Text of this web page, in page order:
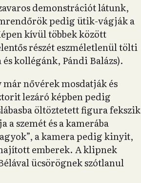
demonstrációt látunk,
pedig ütik-vágják a
kívül többek között
részét eszméletlenül tölti
kollégánk, Pándi Balázs).
nővérek mosdatják és
lezáró képben pedig
öltöztetett figura fekszik
szemét és a kamerába
a kamera pedig kinyit,
emberek. A klipnek
ücsörögnek szótlanul